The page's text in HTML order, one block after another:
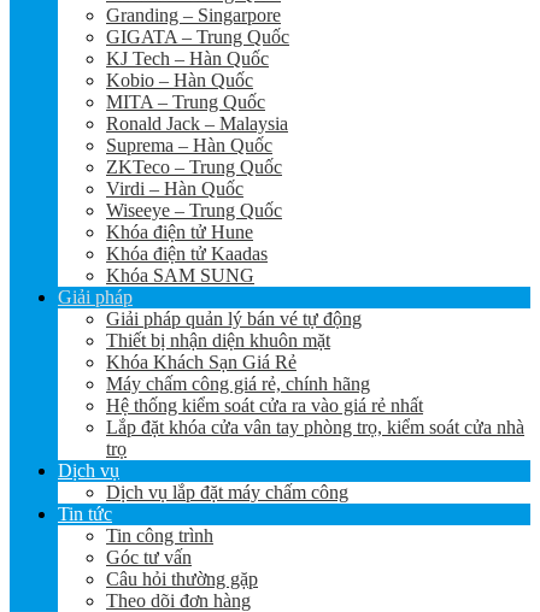
Granding – Singarpore
GIGATA – Trung Quốc
KJ Tech – Hàn Quốc
Kobio – Hàn Quốc
MITA – Trung Quốc
Ronald Jack – Malaysia
Suprema – Hàn Quốc
ZKTeco – Trung Quốc
Virdi – Hàn Quốc
Wiseeye – Trung Quốc
Khóa điện tử Hune
Khóa điện tử Kaadas
Khóa SAM SUNG
Giải pháp
Giải pháp quản lý bán vé tự động
Thiết bị nhận diện khuôn mặt
Khóa Khách Sạn Giá Rẻ
Máy chấm công giá rẻ, chính hãng
Hệ thống kiểm soát cửa ra vào giá rẻ nhất
Lắp đặt khóa cửa vân tay phòng trọ, kiểm soát cửa nhà
trọ
Dịch vụ
Dịch vụ lắp đặt máy chấm công
Tin tức
Tin công trình
Góc tư vấn
Câu hỏi thường gặp
Theo dõi đơn hàng